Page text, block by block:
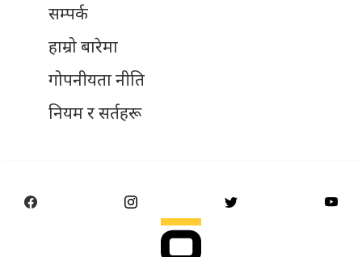
सम्पर्क
हाम्रो बारेमा
गोपनीयता नीति
नियम र सर्तहरू